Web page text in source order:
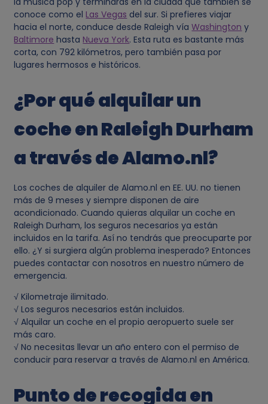
conoce como el Las Vegas del sur. Si prefieres viajar
hacia el norte, conduce desde Raleigh víaWashington y
Baltimore hasta Nueva York. Esta ruta es bastante más
corta, con 792 kilómetros, pero también pasa por
lugares hermosos e históricos.
¿Por qué alquilar un
coche en Raleigh Durham
a través de Alamo.nl?
Los coches de alquiler de Alamo.nl en EE. UU. no tienen
más de 9 meses y siempre disponen de aire
acondicionado. Cuando quieras alquilar un coche en
Raleigh Durham, los seguros necesarios ya están
incluidos en la tarifa. Así no tendrás que preocuparte por
ello. ¿Y si surgiera algún problema inesperado? Entonces
puedes contactar con nosotros en nuestro número de
emergencia.
√ Kilometraje ilimitado.
√ Los seguros necesarios están incluidos.
√ Alquilar un coche en el propio aeropuerto suele ser
más caro.
√ No necesitas llevar un año entero con el permiso de
conducir para reservar a través de Alamo.nl en América.
Punto de recogida en
d
a
t
o
s
p
e
r
s
o
n
a